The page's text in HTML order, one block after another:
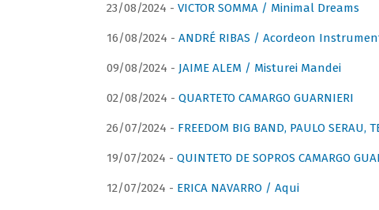
23/08/2024 - VICTOR SOMMA / Minimal Dreams
16/08/2024 - ANDRÉ RIBAS / Acordeon
09/08/2024 - JAIME ALEM / Misturei Mandei
02/08/2024 - QUARTETO CAMARGO GUARNIERI
26/07/2024 - FREEDOM BIG BAND, PAULO SERAU,
19/07/2024 - QUINTETO DE SOPROS CAMARGO
12/07/2024 - ERICA NAVARRO / Aqui